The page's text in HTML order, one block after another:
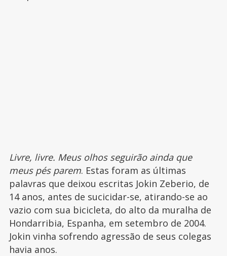
Livre, livre. Meus olhos seguirão ainda que
meus pés parem. Estas foram as últimas
palavras que deixou escritas Jokin Zeberio, de
14 anos, antes de sucicidar-se, atirando-se ao
vazio com sua bicicleta, do alto da muralha de
Hondarribia, Espanha, em setembro de 2004.
Jokin vinha sofrendo agressão de seus colegas
havia anos.